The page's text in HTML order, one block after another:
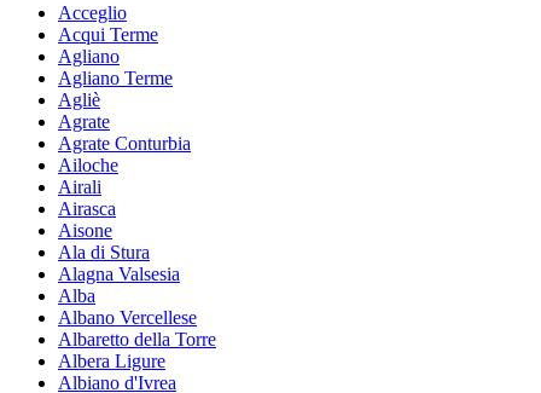
Acceglio
Acqui Terme
Agliano
Agliano Terme
Agliè
Agrate
Agrate Conturbia
Ailoche
Airali
Airasca
Aisone
Ala di Stura
Alagna Valsesia
Alba
Albano Vercellese
Albaretto della Torre
Albera Ligure
Albiano d'Ivrea